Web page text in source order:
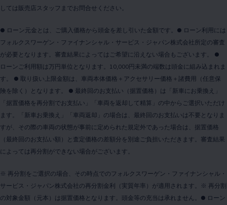
しては販売店スタッフまでお問合せください。
● ローン元金とは、ご購入価格から頭金を差し引いた金額です。● ローン利用には
フォルクスワーゲン・ファイナンシャル・サービス・ジャパン株式会社所定の審査
が必要となります。審査結果によってはご希望に沿えない場合もございます。 ●
ローンご利用額は万円単位となります。10,000円未満の端数は頭金に組み込まれま
す。 ● 取り扱い上限金額は、車両本体価格＋アクセサリー価格＋諸費用（任意保
険を除く）となります。 ● 最終回のお支払い（据置価格）は「新車にお乗換え」
「据置価格を再分割でお支払い」「車両を返却して精算」の中からご選択いただけ
ます。「新車お乗換え」「車両返却」の場合は、最終回のお支払いは不要となりま
すが、その際の車両の状態が事前に定められた規定外であった場合は、据置価格
（最終回のお支払い額）と査定価格の差額分を別途ご負担いただきます。審査結果
によっては再分割ができない場合がございます。
※ 再分割をご選択の場合、その時点でのフォルクスワーゲン・ファイナンシャル・
サービス・ジャパン株式会社の再分割金利（実質年率）が適用されます。※ 再分割
の対象金額（元本）は据置価格となります。頭金等の充当は承れません。● ローン